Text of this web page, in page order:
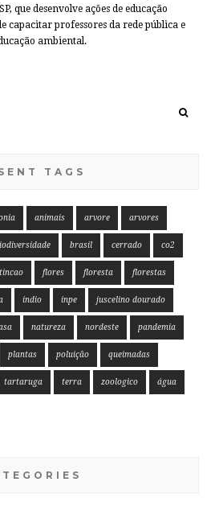
que desenvolve ações de educação
capacitar professores da rede pública e
ambiental.
TAGS
animais arvore arvores
brasil cerrado co2
flores floresta florestas
indio inpe juscelino dourado
natureza nordeste pandemia
plantas poluição queimadas
tartaruga terra zoologico água